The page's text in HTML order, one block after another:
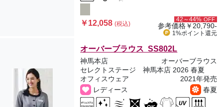
￥12,058(税込)
42～44% OFF
参考価格￥20,790-
1%ポイント 還元
オーバーブラウス SS802L
神馬本店
オーバーブラウス
セレクトステージ 神馬本店 2026 春夏
オフィスウェア
2021年発売
レディース
春夏